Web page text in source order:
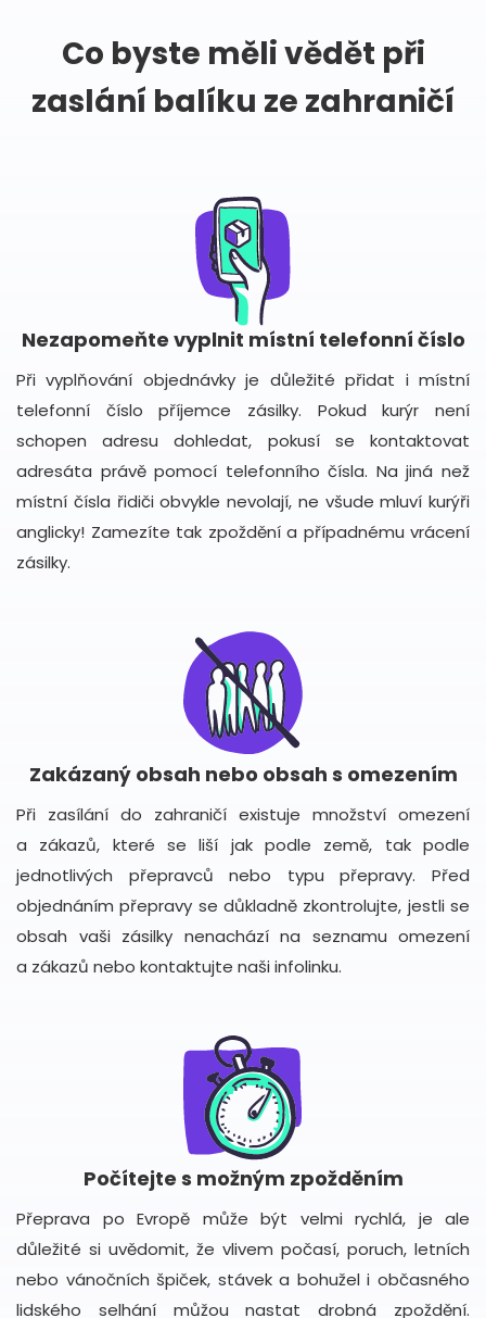
Co byste měli vědět při
zaslání balíku ze zahraničí
Nezapomeňte vyplnit místní telefonní číslo
Při vyplňování objednávky je důležité přidat i místní
telefonní číslo příjemce zásilky. Pokud kurýr není
schopen adresu dohledat, pokusí se kontaktovat
adresáta právě pomocí telefonního čísla. Na jiná než
místní čísla řidiči obvykle nevolají, ne všude mluví kurýři
anglicky! Zamezíte tak zpoždění a případnému vrácení
zásilky.
Zakázaný obsah nebo obsah s omezením
Při zasílání do zahraničí existuje množství omezení
a zákazů, které se liší jak podle země, tak podle
jednotlivých přepravců nebo typu přepravy. Před
objednáním přepravy se důkladně zkontrolujte, jestli se
obsah vaši zásilky nenachází na seznamu omezení
a zákazů nebo kontaktujte naši infolinku.
Počítejte s možným zpožděním
Přeprava po Evropě může být velmi rychlá, je ale
důležité si uvědomit, že vlivem počasí, poruch, letních
nebo vánočních špiček, stávek a bohužel i občasného
lidského selhání můžou nastat drobná zpoždění.